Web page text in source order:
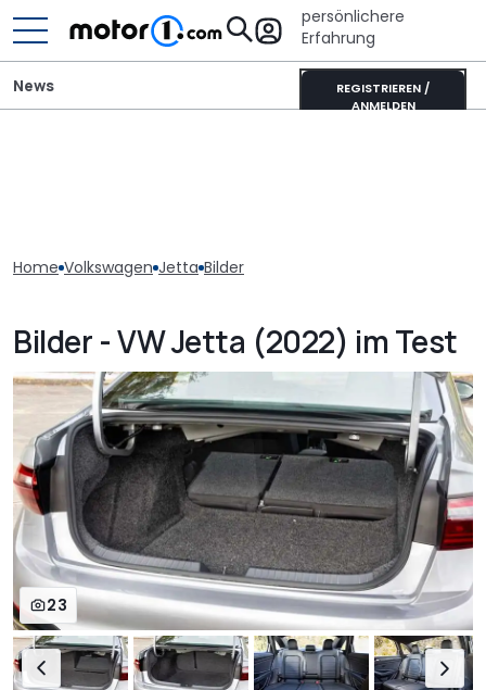
persönlichere
Erfahrung
REGISTRIEREN /
ANMELDEN
News
Home Volkswagen Jetta Bilder
Bilder - VW Jetta (2022) im Test
23